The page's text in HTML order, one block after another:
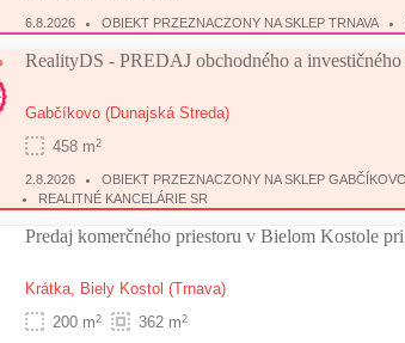
6.8.2026 OBIEKT PRZEZNACZONY NA SKLEP TRNAVA
RealityDS - PREDAJ obchodného a
Gabčíkovo (Dunajská Streda)
458 m2
2.8.2026
OBIEKT PRZEZNACZONY NA SKLEP GABČÍKOVO
REALITNÉ KANCELÁRIE SR
Predaj komerčného priestoru v Bielom Kostole
Krátka, Biely Kostol (Trnava)
200 m2 362 m2